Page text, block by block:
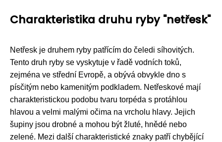
Charakteristika druhu ryby "netřesk"
Netřesk je druhem ryby patřícím do čeledi síhovitých.
Tento druh ryby se vyskytuje v řadě vodních toků,
zejména ve střední Evropě, a obývá obvykle dno s
písčitým nebo kamenitým podkladem. Netřeskové mají
charakteristickou podobu tvaru torpéda s protáhlou
hlavou a velmi malými očima na vrcholu hlavy. Jejich
šupiny jsou drobné a mohou být žluté, hnědé nebo
zelené. Mezi další charakteristické znaky patří chybějící